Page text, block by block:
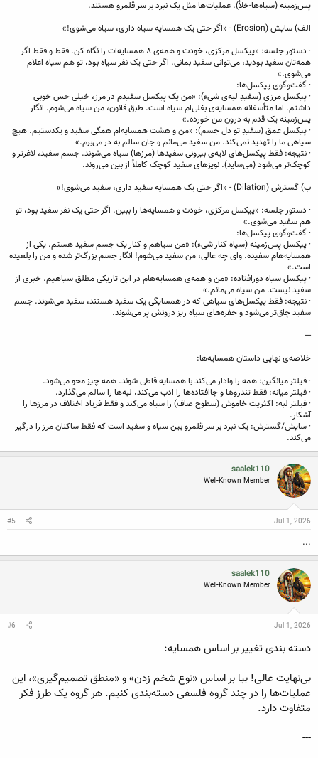
پس‌زمینه (سیاه‌ها-خلأ). عملیات‌ها مثل یک نبرد بر سر قلمرو هستند.
الف) سایش (Erosion) - «اگر حتی یک همسایه سیاه داری، سیاه می‌شوی!»
· دستور جلسه: «پیکسل مرکزی، خودت و همه‌ی ۸ همسایه‌ات را نگاه کن. فقط و فقط اگر
همه‌تان سفید بودید، می‌توانی سفید بمانی. اگر حتی یک نفر سیاه بود، تو هم سیاه اعلام
می‌شوی.»
· گفت‌وگوی پیکسل‌ها:
· پیکسل مرزی (سفیدِ لبه‌ی شیء): «من یک پیکسل سفیدم در مرز، خیلی حس خوبی
داشتم. اما متأسفانه همسایه‌ی بغلی‌ام سیاه است. طبق قانون، من سیاه می‌شوم. انگار
پس‌زمینه یک قدم به درون من خورده.»
· پیکسل عمق (سفیدِ تو دل جسم): «من و هشت همسایه‌ام همگی سفید و یکدستیم. هیچ
سیاهی ما را تهدید نمی‌کند. من سفید می‌مانم و جان سالم به در می‌برم.»
· نتیجه: فقط پیکسل‌های لایه‌ی بیرونی سفیدها (مرزها) سیاه می‌شوند. جسم سفید، لاغرتر و
کوچک‌تر می‌شود (می‌ساید). نویزهای سفید کوچک کاملاً از بین می‌روند.
ب) گسترش (Dilation) - «اگر حتی یک همسایه سفید داری، سفید می‌شوی!»
· دستور جلسه: «پیکسل مرکزی، خودت و همسایه‌ها را ببین. اگر حتی یک نفر سفید بود، تو
هم سفید می‌شوی.»
· گفت‌وگوی پیکسل‌ها:
· پیکسل پس‌زمینه (سیاه کنار شیء): «من سیاهم و کنار یک جسم سفید هستم. یکی از
همسایه‌هام سفیده. وای چه عالی، من سفید می‌شوم! انگار جسم بزرگ‌تر شده و من را بلعیده
است.»
· پیکسل سیاه دورافتاده: «من و همه‌ی همسایه‌هام در این تاریکی مطلق سیاهیم. خبری از
سفید نیست. من سیاه می‌مانم.»
· نتیجه: فقط پیکسل‌های سیاهی که در همسایگی یک سفید هستند، سفید می‌شوند. جسم
سفید چاق‌تر می‌شود و حفره‌های سیاه ریز درونش پر می‌شوند.
---
خلاصه‌ی نهایی داستان همسایه‌ها:
· فیلتر میانگین: همه را وادار می‌کند با همسایه قاطی شوند. همه چیز محو می‌شود.
· فیلتر میانه: فقط تندروها و جاافتاده‌ها را ادب می‌کند، لبه‌ها را سالم می‌گذارد.
· فیلتر لبه: اکثریت خاموش (سطوح صاف) را سیاه می‌کند و فقط فریاد اختلاف در مرزها را
آشکار.
· سایش/گسترش: یک نبرد بر سر قلمرو بین سیاه و سفید است که فقط ساکنان مرز را درگیر
می‌کند.
saalek110
Well-Known Member
Jul 1, 2026
#5
...
saalek110
Well-Known Member
Jul 1, 2026
#6
دسته بندی تغییر بر اساس همسایه:
بی‌نهایت عالی! بیا بر اساس «نوع شخم زدن» و «منطق تصمیم‌گیری»، این
عملیات‌ها را در چند گروه فلسفی دسته‌بندی کنیم. هر گروه یک طرز فکر
متفاوت دارد.
---